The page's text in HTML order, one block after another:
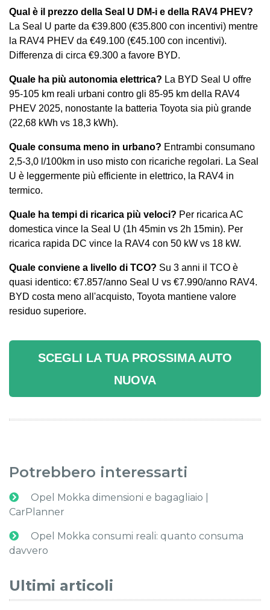
Qual è il prezzo della Seal U DM-i e della RAV4 PHEV?
La Seal U parte da €39.800 (€35.800 con incentivi) mentre
la RAV4 PHEV da €49.100 (€45.100 con incentivi).
Differenza di circa €9.300 a favore BYD.
Quale ha più autonomia elettrica? La BYD Seal U offre
95-105 km reali urbani contro gli 85-95 km della RAV4
PHEV 2025, nonostante la batteria Toyota sia più grande
(22,68 kWh vs 18,3 kWh).
Quale consuma meno in urbano? Entrambi consumano
2,5-3,0 l/100km in uso misto con ricariche regolari. La Seal
U è leggermente più efficiente in elettrico, la RAV4 in
termico.
Quale ha tempi di ricarica più veloci? Per ricarica AC
domestica vince la Seal U (1h 45min vs 2h 15min). Per
ricarica rapida DC vince la RAV4 con 50 kW vs 18 kW.
Quale conviene a livello di TCO? Su 3 anni il TCO è
quasi identico: €7.857/anno Seal U vs €7.990/anno RAV4.
BYD costa meno all'acquisto, Toyota mantiene valore
residuo superiore.
SCEGLI LA TUA PROSSIMA AUTO
NUOVA
Potrebbero interessarti
Opel Mokka dimensioni e bagagliaio |
CarPlanner
Opel Mokka consumi reali: quanto consuma
davvero
Ultimi articoli